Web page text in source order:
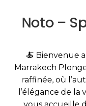
Noto –
🍝 Bienvenue
Marrakech
raffinée, où
l’élégance de